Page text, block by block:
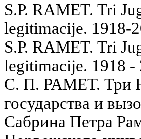
S.P. RAMET. Tri
legitimacije. 1918-
S.P. RAMET. Tri
legitimacije. 1918 -
С. П. РАМЕТ. Три
государства и
Сабрина Петра